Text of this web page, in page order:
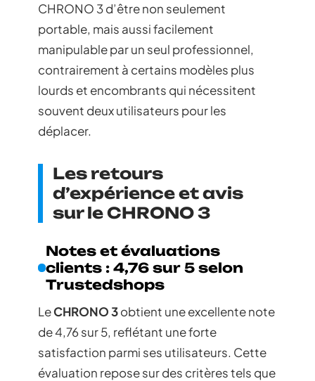
CHRONO 3 d’être non seulement
portable, mais aussi facilement
manipulable par un seul professionnel,
contrairement à certains modèles plus
lourds et encombrants qui nécessitent
souvent deux utilisateurs pour les
déplacer.
Les retours
d’expérience et avis
sur le CHRONO 3
Notes et évaluations
clients : 4,76 sur 5 selon
Trustedshops
LeCHRONO 3obtient une excellente note
de 4,76 sur 5, reflétant une forte
satisfaction parmi ses utilisateurs. Cette
évaluation repose sur des critères tels que